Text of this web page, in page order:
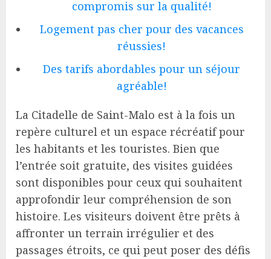
compromis sur la qualité!
Logement pas cher pour des vacances
réussies!
Des tarifs abordables pour un séjour
agréable!
La Citadelle de Saint-Malo est à la fois un
repère culturel et un espace récréatif pour
les habitants et les touristes. Bien que
l’entrée soit gratuite, des visites guidées
sont disponibles pour ceux qui souhaitent
approfondir leur compréhension de son
histoire. Les visiteurs doivent être prêts à
affronter un terrain irrégulier et des
passages étroits, ce qui peut poser des défis